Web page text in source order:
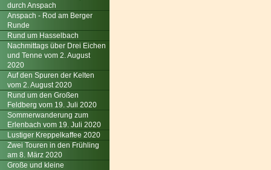
durch Anspach
Anspach - Rod am Berger
Runde
Rund um Hasselbach
Nachmittags über Drei Eichen
und Tenne vom 2. August
2020
Auf den Spuren der Kelten
vom 2. August 2020
Rund um den Großen
Feldberg vom 19. Juli 2020
Sommerwanderung zum
Erlenbach vom 19. Juli 2020
Lustiger Kreppelkaffee 2020
Zwei Touren in den Frühling
am 8. März 2020
Große und kleine